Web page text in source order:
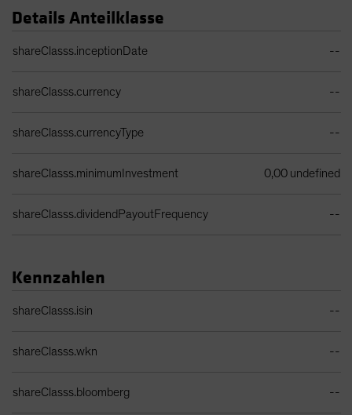
Details Anteilklasse
shareClasss.inceptionDate --
shareClasss.currency --
shareClasss.currencyType --
shareClasss.minimumInvestment 0,00 undefined
shareClasss.dividendPayoutFrequency --
Kennzahlen
shareClasss.isin --
shareClasss.wkn --
shareClasss.bloomberg --